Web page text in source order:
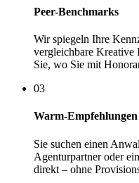
Peer-Benchmarks
Wir spiegeln Ihre
vergleichbare Kreative
Sie, wo Sie mit
03
Warm-Empfehlungen
Sie suchen einen
Agenturpartner oder
direkt – ohne